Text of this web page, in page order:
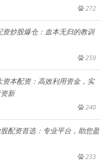
272
炒股爆仓：血本无归的教训
259
资本配资：高效利用资金，实
新
240
配资首选：专业平台，助您盈
233